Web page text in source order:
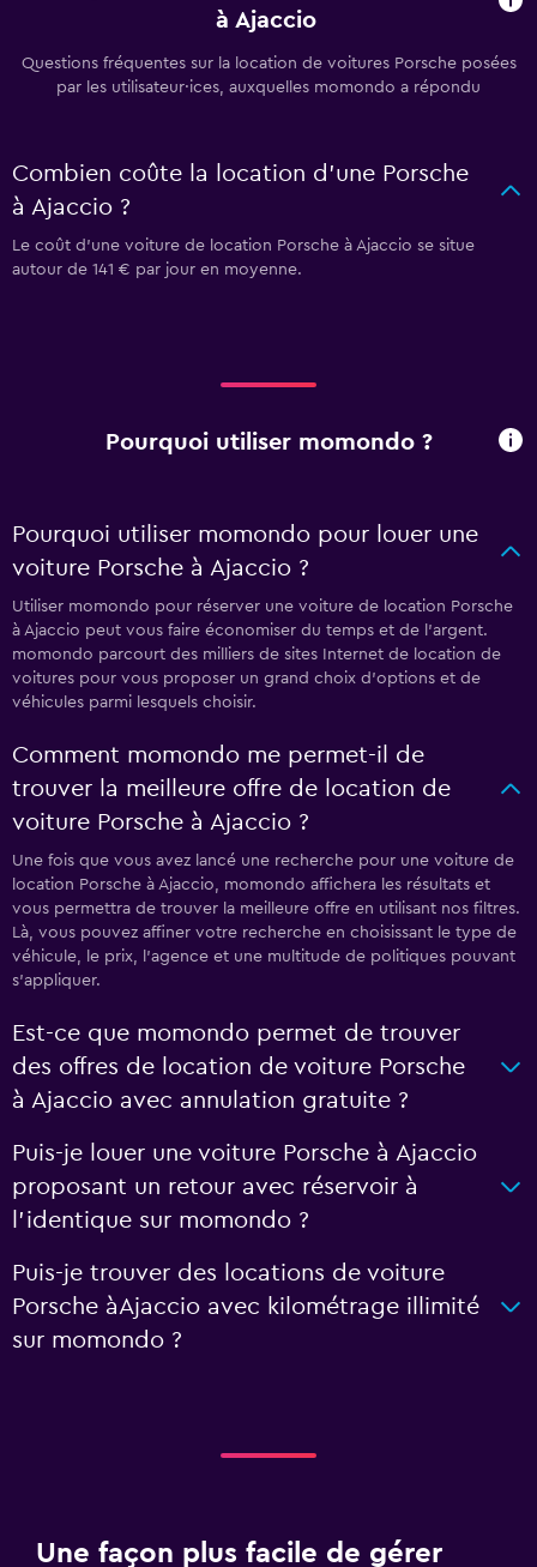
à Ajaccio
Questions fréquentes sur la location de voitures Porsche posées
par les utilisateur·ices, auxquelles momondo a répondu
Combien coûte la location d'une Porsche
à Ajaccio ?
Le coût d'une voiture de location Porsche à Ajaccio se situe
autour de 141 € par jour en moyenne.
Pourquoi utiliser momondo ?
Pourquoi utiliser momondo pour louer une
voiture Porsche à Ajaccio ?
Utiliser momondo pour réserver une voiture de location Porsche
à Ajaccio peut vous faire économiser du temps et de l'argent.
momondo parcourt des milliers de sites Internet de location de
voitures pour vous proposer un grand choix d'options et de
véhicules parmi lesquels choisir.
Comment momondo me permet-il de
trouver la meilleure offre de location de
voiture Porsche à Ajaccio ?
Une fois que vous avez lancé une recherche pour une voiture de
location Porsche à Ajaccio, momondo affichera les résultats et
vous permettra de trouver la meilleure offre en utilisant nos filtres.
Là, vous pouvez affiner votre recherche en choisissant le type de
véhicule, le prix, l'agence et une multitude de politiques pouvant
s'appliquer.
Est-ce que momondo permet de trouver
des offres de location de voiture Porsche
à Ajaccio avec annulation gratuite ?
Puis-je louer une voiture Porsche à Ajaccio
proposant un retour avec réservoir à
l'identique sur momondo ?
Puis-je trouver des locations de voiture
Porsche àAjaccio avec kilométrage illimité
sur momondo ?
Une façon plus facile de gérer